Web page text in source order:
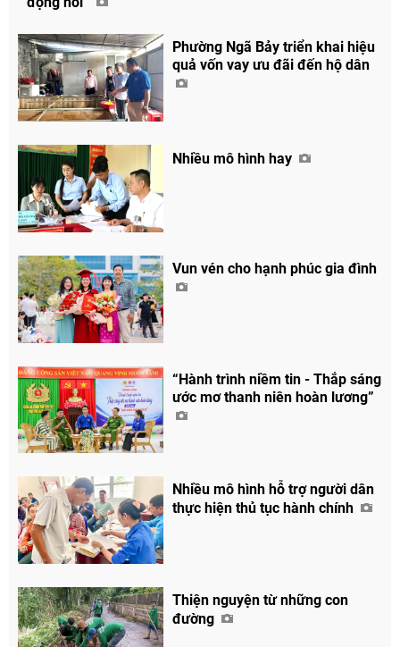
Phường Ngã Bảy triển khai hiệu
quả vốn vay ưu đãi đến hộ dân
Nhiều mô hình hay
Vun vén cho hạnh phúc gia đình
“Hành trình niềm tin - Thắp sáng
ước mơ thanh niên hoàn lương”
Nhiều mô hình hỗ trợ người dân
thực hiện thủ tục hành chính
Thiện nguyện từ những con
đường